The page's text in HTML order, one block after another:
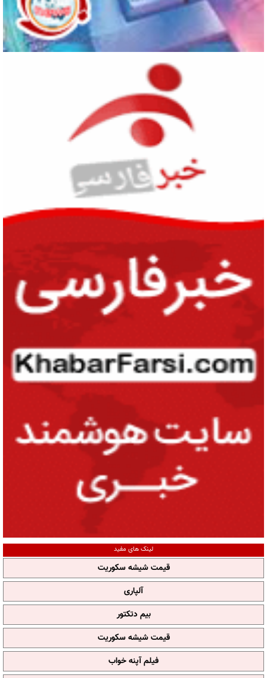
لینک های مفید
قیمت شیشه سکوریت
آلپاری
بیم دتکتور
قیمت شیشه سکوریت
فیلم آپنه خواب